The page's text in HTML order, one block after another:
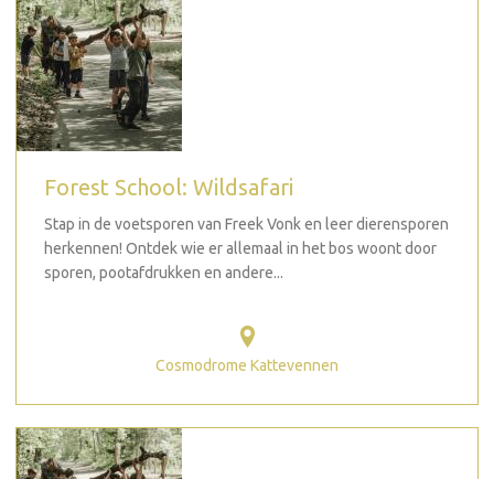
Forest School: Wildsafari
Stap in de voetsporen van Freek Vonk en leer dierensporen
herkennen! Ontdek wie er allemaal in het bos woont door
sporen, pootafdrukken en andere...
Cosmodrome Kattevennen